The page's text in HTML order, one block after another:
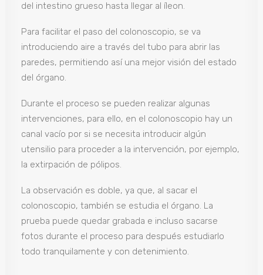
del intestino grueso hasta llegar al íleon.
Para facilitar el paso del colonoscopio, se va
introduciendo aire a través del tubo para abrir las
paredes, permitiendo así una mejor visión del estado
del órgano.
Durante el proceso se pueden realizar algunas
intervenciones, para ello, en el colonoscopio hay un
canal vacío por si se necesita introducir algún
utensilio para proceder a la intervención, por ejemplo,
la extirpación de pólipos.
La observación es doble, ya que, al sacar el
colonoscopio, también se estudia el órgano. La
prueba puede quedar grabada e incluso sacarse
fotos durante el proceso para después estudiarlo
todo tranquilamente y con detenimiento.